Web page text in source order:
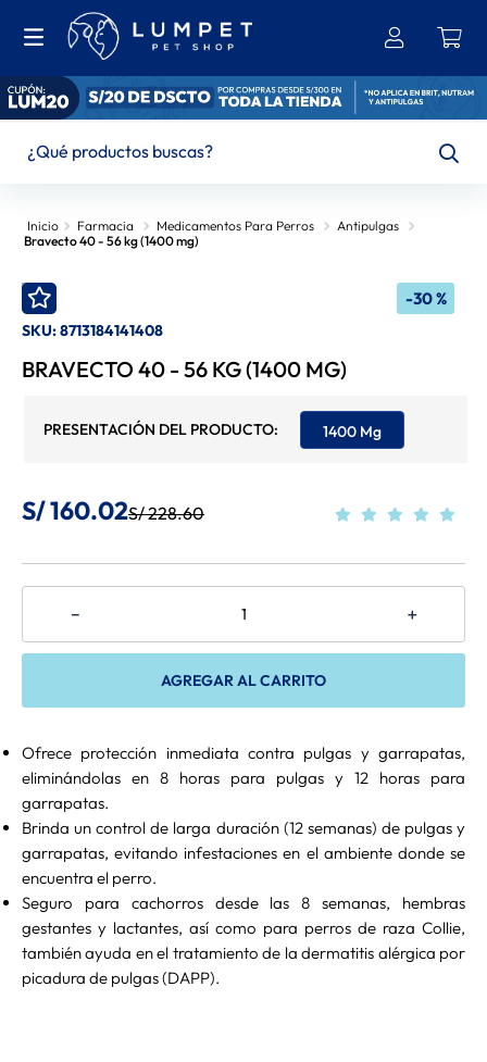
Farmacia Medicamentos Para Perros
Antipulgas
Bravecto 40 - 56 kg (1400 mg)
-30 %
SKU:8713184141408
BRAVECTO 40 - 56 KG (1400 MG)
1400 Mg
S/160.02S/228.60
＋
－
AGREGAR AL CARRITO
Ofrece protección inmediata contra pulgas y garrapatas,
eliminándolas en 8 horas para pulgas y 12 horas para
garrapatas.
Brinda un control de larga duración (12 semanas) de pulgas y
garrapatas, evitando infestaciones en el ambiente donde se
encuentra el perro.
Seguro para cachorros desde las 8 semanas, hembras
gestantes y lactantes, así como para perros de raza Collie,
también ayuda en el tratamiento de la dermatitis alérgica por
picadura de pulgas (DAPP).
TÉRMINOS MÁS BUSCADOS
2
3. Ownat
4. Leonardo
. Belcando
9. Gran Plus